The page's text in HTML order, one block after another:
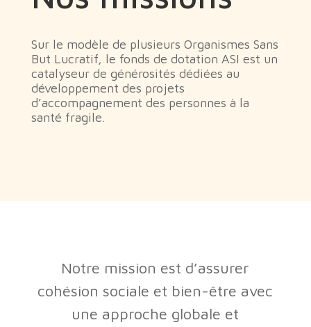
Sur le modèle de plusieurs Organismes Sans
But Lucratif, le fonds de dotation ASI est un
catalyseur de générosités dédiées au
développement des projets
d’accompagnement des personnes à la
santé fragile.
Notre mission est d’assurer
cohésion sociale et bien-être avec
une approche globale et